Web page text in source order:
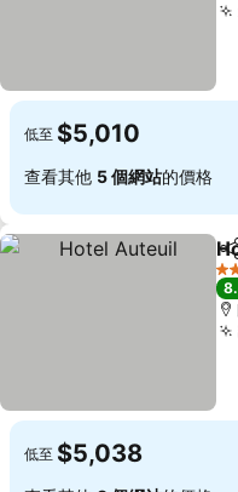
低至 $5,010
查看其他 5 個網站的價格
分
4
低至 $5,038